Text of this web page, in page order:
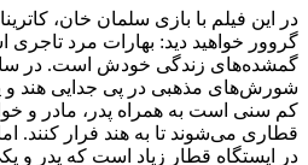
در این فیلم با بازی سلمان خان،
گروور خواهید دید: بهارات مرد
شورش‌های مذهبی در پی جدایی هند و
کم سنی است به همراه پدر، مادر و
قطاری می‌شوند تا به هند فرار کنند.
در ایستگاه قطار زیاد است که پدر و